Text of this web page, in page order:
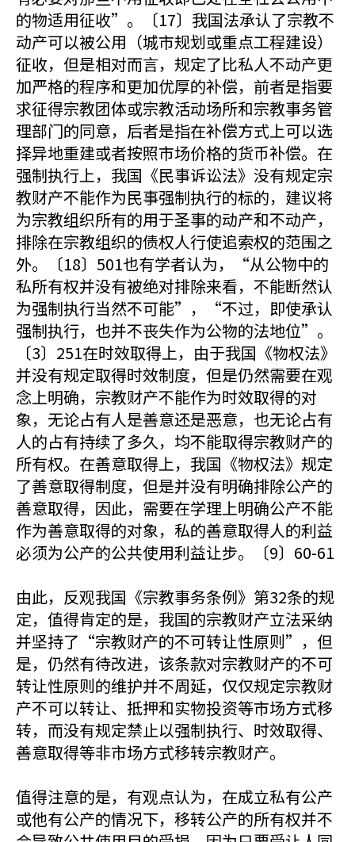
的物适用征收”。〔17〕我国法承认了宗教不
动产可以被公用（城市规划或重点工程建设）
征收，但是相对而言，规定了比私人不动产更
加严格的程序和更加优厚的补偿，前者是指要
求征得宗教团体或宗教活动场所和宗教事务管
理部门的同意，后者是指在补偿方式上可以选
择异地重建或者按照市场价格的货币补偿。在
强制执行上，我国《民事诉讼法》没有规定宗
教财产不能作为民事强制执行的标的，建议将
为宗教组织所有的用于圣事的动产和不动产，
排除在宗教组织的债权人行使追索权的范围之
外。〔18〕501也有学者认为，“从公物中的
私所有权并没有被绝对排除来看，不能断然认
为强制执行当然不可能”，“不过，即使承认
强制执行，也并不丧失作为公物的法地位”。
〔3〕251在时效取得上，由于我国《物权法》
并没有规定取得时效制度，但是仍然需要在观
念上明确，宗教财产不能作为时效取得的对
象，无论占有人是善意还是恶意，也无论占有
人的占有持续了多久，均不能取得宗教财产的
所有权。在善意取得上，我国《物权法》规定
了善意取得制度，但是并没有明确排除公产的
善意取得，因此，需要在学理上明确公产不能
作为善意取得的对象，私的善意取得人的利益
必须为公产的公共使用利益让步。〔9〕60-61
由此，反观我国《宗教事务条例》第32条的规
定，值得肯定的是，我国的宗教财产立法采纳
并坚持了“宗教财产的不可转让性原则”，但
是，仍然有待改进，该条款对宗教财产的不可
转让性原则的维护并不周延，仅仅规定宗教财
产不可以转让、抵押和实物投资等市场方式移
转，而没有规定禁止以强制执行、时效取得、
善意取得等非市场方式移转宗教财产。
值得注意的是，有观点认为，在成立私有公产
或他有公产的情况下，移转公产的所有权并不